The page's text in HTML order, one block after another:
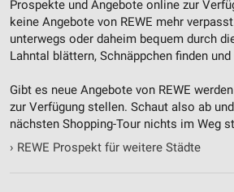
Prospekte und Angebote online zur
keine Angebote von REWE mehr
unterwegs oder daheim bequem durch
Lahntal blättern, Schnäppchen finden und
Gibt es neue Angebote von REWE
zur Verfügung stellen. Schaut also ab
nächsten Shopping-Tour nichts im Weg
› REWE Prospekt für weitere Städte